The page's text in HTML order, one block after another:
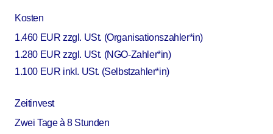
Kosten
1.460 EUR zzgl. USt. (Organisationszahler*in)
1.280 EUR zzgl. USt. (NGO-Zahler*in)
1.100 EUR inkl. USt. (Selbstzahler*in)
Zeitinvest
Zwei Tage à 8 Stunden